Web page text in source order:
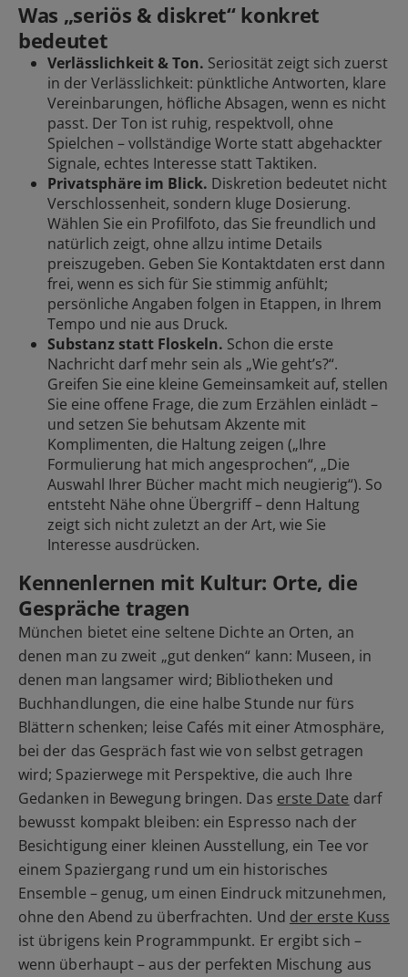
Was „seriös & diskret“ konkret
bedeutet
Verlässlichkeit & Ton. Seriosität zeigt sich zuerst
in der Verlässlichkeit: pünktliche Antworten, klare
Vereinbarungen, höfliche Absagen, wenn es nicht
passt. Der Ton ist ruhig, respektvoll, ohne
Spielchen – vollständige Worte statt abgehackter
Signale, echtes Interesse statt Taktiken.
Privatsphäre im Blick. Diskretion bedeutet nicht
Verschlossenheit, sondern kluge Dosierung.
Wählen Sie ein Profilfoto, das Sie freundlich und
natürlich zeigt, ohne allzu intime Details
preiszugeben. Geben Sie Kontaktdaten erst dann
frei, wenn es sich für Sie stimmig anfühlt;
persönliche Angaben folgen in Etappen, in Ihrem
Tempo und nie aus Druck.
Substanz statt Floskeln. Schon die erste
Nachricht darf mehr sein als „Wie geht’s?“.
Greifen Sie eine kleine Gemeinsamkeit auf, stellen
Sie eine offene Frage, die zum Erzählen einlädt –
und setzen Sie behutsam Akzente mit
Komplimenten, die Haltung zeigen („Ihre
Formulierung hat mich angesprochen“, „Die
Auswahl Ihrer Bücher macht mich neugierig“). So
entsteht Nähe ohne Übergriff – denn Haltung
zeigt sich nicht zuletzt an der Art, wie Sie
Interesse ausdrücken.
Kennenlernen mit Kultur: Orte, die
Gespräche tragen
München bietet eine seltene Dichte an Orten, an
denen man zu zweit „gut denken“ kann: Museen, in
denen man langsamer wird; Bibliotheken und
Buchhandlungen, die eine halbe Stunde nur fürs
Blättern schenken; leise Cafés mit einer Atmosphäre,
bei der das Gespräch fast wie von selbst getragen
wird; Spazierwege mit Perspektive, die auch Ihre
Gedanken in Bewegung bringen. Das erste Date darf
bewusst kompakt bleiben: ein Espresso nach der
Besichtigung einer kleinen Ausstellung, ein Tee vor
einem Spaziergang rund um ein historisches
Ensemble – genug, um einen Eindruck mitzunehmen,
ohne den Abend zu überfrachten. Und der erste Kuss
ist übrigens kein Programmpunkt. Er ergibt sich –
wenn überhaupt – aus der perfekten Mischung aus